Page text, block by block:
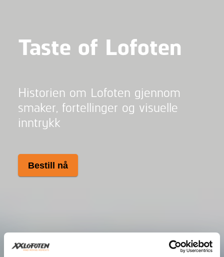
Taste of Lofoten
Historien om Lofoten gjennom
smaker, fortellinger og visuelle
inntrykk